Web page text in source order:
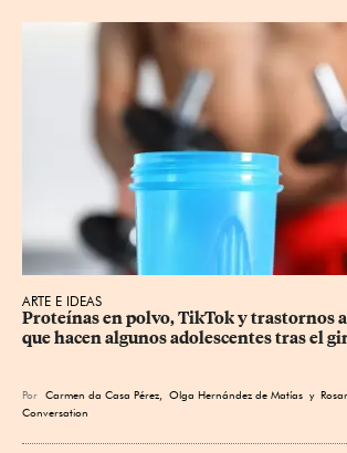
ARTE E IDEAS
Proteínas en polvo, TikTok y trastornos
que hacen algunos adolescentes tras el
Por Carmen da Casa Pérez Olga Hernández de Matías y
Conversation